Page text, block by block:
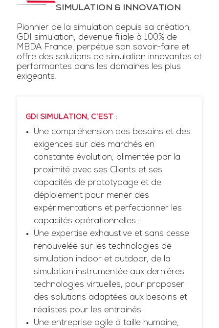
SIMULATION & INNOVATION
Pionnier de la simulation depuis sa création,
GDI simulation, devenue filiale à 100% de
MBDA France, perpétue son savoir-faire et
offre des solutions de simulation innovantes et
performantes dans les domaines les plus
exigeants.
GDI SIMULATION, C’EST :
Une compréhension des besoins et des
exigences sur des marchés en
constante évolution, alimentée par la
proximité avec ses Clients et ses
capacités de prototypage et de
déploiement pour mener des
expérimentations et perfectionner les
capacités opérationnelles ;
Une expertise exhaustive et sans cesse
renouvelée sur les technologies de
simulation indoor et outdoor, de la
simulation instrumentée aux dernières
technologies virtuelles, pour proposer
des solutions adaptées aux besoins et
réalistes pour les entrainés.
Une entreprise agile à taille humaine,